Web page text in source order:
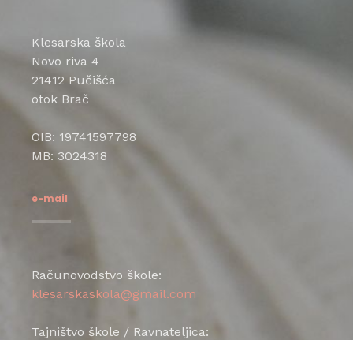
Klesarska škola
Novo riva 4
21412 Pučišća
otok Brač
OIB: 19741597798
MB: 3024318
e-mail
Računovodstvo škole:
klesarskaskola@gmail.com
Tajništvo škole / Ravnateljica: